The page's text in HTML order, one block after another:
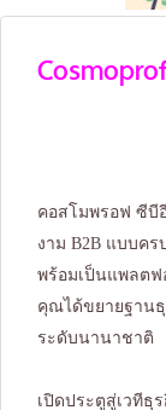
คอสโมพรอฟ ซีบี
งาม B2B แบบคร
พร้อมเป็นแพลตฟ
คุณได้ขยายฐาน
ระดับนานาชาติ
เปิดประตูสู่เวทีธุ